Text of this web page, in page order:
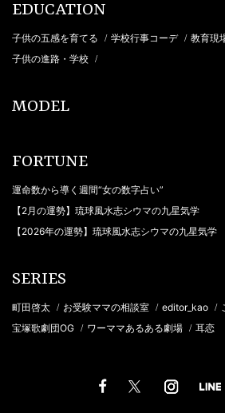
EDUCATION
子供の五感を育てる / 学校行事コーデ / 教育現
子供の進路・学校 /
MODEL
FORTUNE
運命数から導く週間“女の数字占い”
【2月の運勢】琉球風水志シウマの九星気学
【2026年の運勢】琉球風水志シウマの九星気学
SERIES
町田啓太 / お受験ママの相談室 / editor_kao /
宝塚歌劇団OG / ワーママあるある劇場 / 耳恋